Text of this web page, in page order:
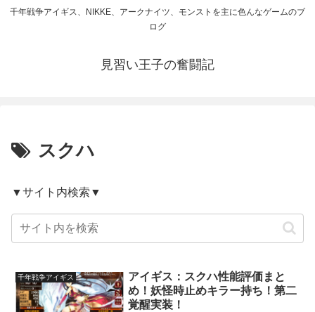
千年戦争アイギス、NIKKE、アークナイツ、モンストを主に色んなゲームのブ
ログ
見習い王子の奮闘記
スクハ
▼サイト内検索▼
千年戦争アイギス
アイギス：スクハ性能評価まと
め！妖怪時止めキラー持ち！第二
覚醒実装！